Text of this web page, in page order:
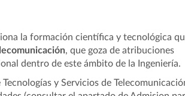
la formación científica y tecnológica
, que goza de atribuciones
dentro de este ámbito de la Ingeniería.
y Servicios de